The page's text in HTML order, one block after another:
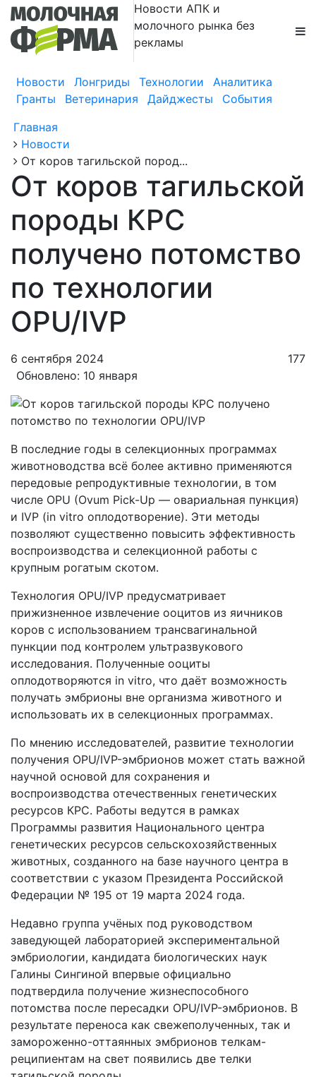
Новости АПК и
молочного рынка без
рекламы
Новости Лонгриды Технологии
Аналитика
Гранты
Ветеринария Дайджесты
События
Главная
Новости
От коров тагильской пород...
От коров тагильской
породы КРС
получено потомство
по технологии
OPU/IVP
6 сентября 2024
Обновлено: 10 января
177
В последние годы в селекционных программах
животноводства всё более активно применяются
передовые репродуктивные технологии, в том
числе OPU (Ovum Pick-Up — овариальная пункция)
и IVP (in vitro оплодотворение). Эти методы
позволяют существенно повысить эффективность
воспроизводства и селекционной работы с
крупным рогатым скотом.
Технология OPU/IVP предусматривает
прижизненное извлечение ооцитов из яичников
коров с использованием трансвагинальной
пункции под контролем ультразвукового
исследования. Полученные ооциты
оплодотворяются in vitro, что даёт возможность
получать эмбрионы вне организма животного и
использовать их в селекционных программах.
По мнению исследователей, развитие технологии
получения OPU/IVP-эмбрионов может стать важной
научной основой для сохранения и
воспроизводства отечественных генетических
ресурсов КРС. Работы ведутся в рамках
Программы развития Национального центра
генетических ресурсов сельскохозяйственных
животных, созданного на базе научного центра в
соответствии с указом Президента Российской
Федерации № 195 от 19 марта 2024 года.
Недавно группа учёных под руководством
заведующей лабораторией экспериментальной
эмбриологии, кандидата биологических наук
Галины Сингиной впервые официально
подтвердила получение жизнеспособного
потомства после пересадки OPU/IVP-эмбрионов. В
результате переноса как свежеполученных, так и
замороженно-оттаянных эмбрионов телкам-
реципиентам на свет появились две телки